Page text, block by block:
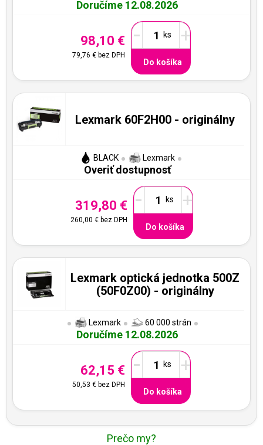
Doručíme 12.08.2026
98,10 €
79,76 € bez DPH
- +
Do košíka
Lexmark 60F2H00 - originálny
BLACK Lexmark
Overiť dostupnosť
319,80 €
260,00 €bez DPH
- +
Do košíka
Lexmark optická jednotka 500Z
(50F0Z00) - originálny
Lexmark 60 000 strán
Doručíme 12.08.2026
62,15 €
50,53 € bez DPH
- +
Do košíka
Prečo my?